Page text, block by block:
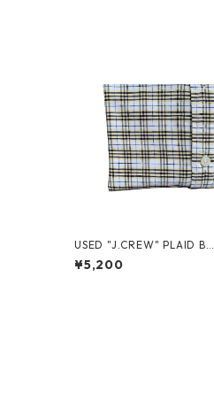
USED "J.CREW" PLAID BD
SHIRT
¥5,200